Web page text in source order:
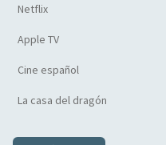
Netflix
Apple TV
Cine español
La casa del dragón